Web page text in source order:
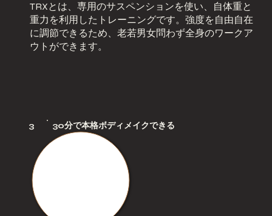
3 30分で本格ボディメイクできる
TRXとは、専用のサスペンションを使い、自体重と
重力を利用したトレーニングです。強度を自由自在
に調節できるため、老若男女問わず全身のワークア
ウトができます。